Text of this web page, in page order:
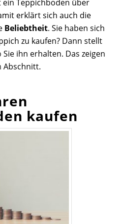
ein Teppichboden über
erklärt sich auch die
Beliebtheit. Sie haben sich
zu kaufen? Dann stellt
ihn erhalten. Das zeigen
Abschnitt.
kaufen